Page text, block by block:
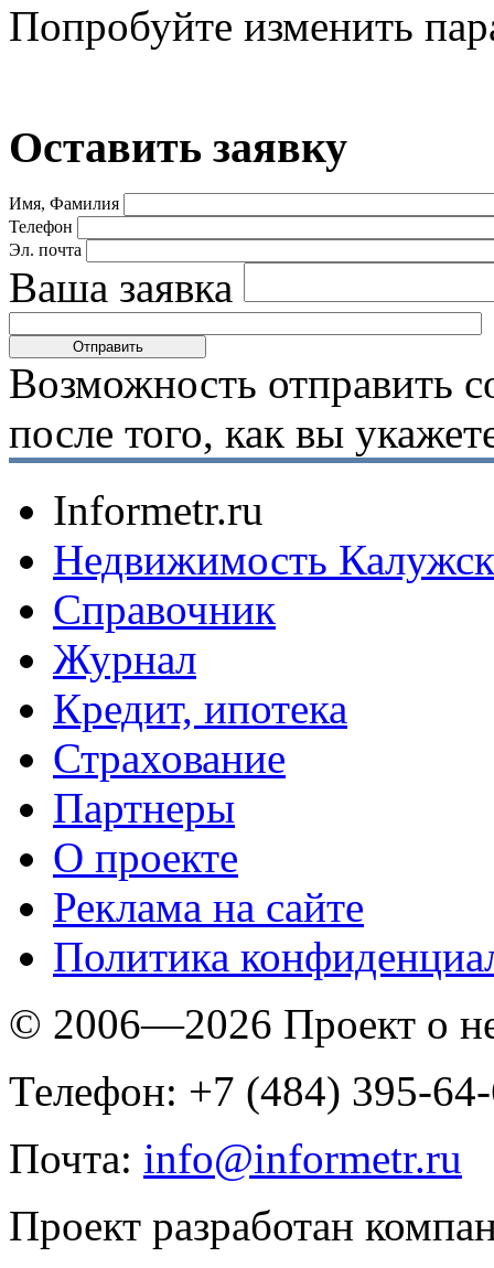
Попробуйте изменить
Оставить заявку
Имя, Фамилия
Телефон
Эл. почта
Ваша заявка
Возможность отправить
после того, как вы
Informetr.ru
Недвижимость
Справочник
Журнал
Кредит, ипотека
Страхование
Партнеры
O проекте
Реклама на сайте
Политика
© 2006—2026 Проект о
Телефон: +7 (484) 395-
Почта: info@informetr.ru
Проект разработан